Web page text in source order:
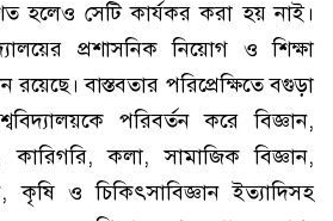
হলেও সেটি কার্যকর করা হয় নাই।
প্রশাসনিক নিয়োগ ও শিক্ষা
রয়েছে। বাস্তবতার পরিপ্রেক্ষিতে বগুড়া
পরিবর্তন করে বিজ্ঞান,
কারিগরি, কলা, সামাজিক বিজ্ঞান,
ও চিকিৎসাবিজ্ঞান ইত্যাদিসহ